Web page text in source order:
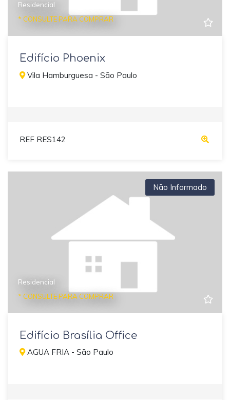
Residencial
* CONSULTE PARA COMPRAR
Edifício Phoenix
Vila Hamburguesa - São Paulo
REF RES142
Não Informado
Residencial
* CONSULTE PARA COMPRAR
Edifício Brasília Office
AGUA FRIA - São Paulo